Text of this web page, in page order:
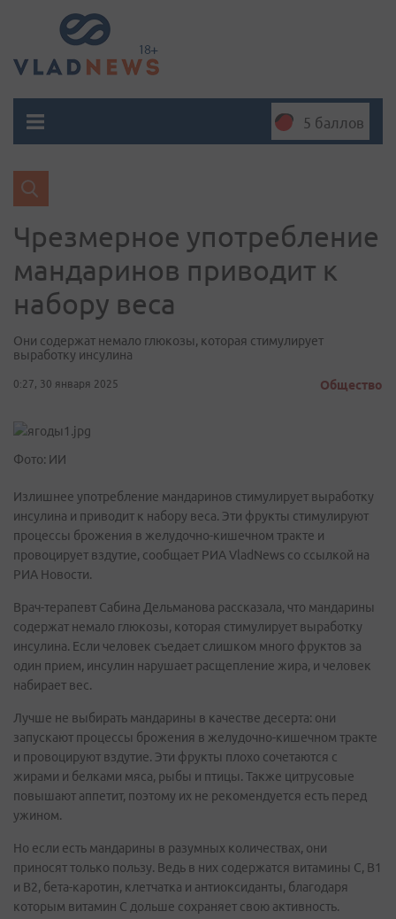
5 баллов
Чрезмерное употребление
мандаринов приводит к
набору веса
Они содержат немало глюкозы, которая стимулирует
выработку инсулина
0:27, 30 января 2025 Общество
Фото: ИИ
Излишнее употребление мандаринов стимулирует выработку
инсулина и приводит к набору веса. Эти фрукты стимулируют
процессы брожения в желудочно-кишечном тракте и
провоцирует вздутие, сообщает РИА VladNews со ссылкой на
РИА Новости.
Врач-терапевт Сабина Дельманова рассказала, что мандарины
содержат немало глюкозы, которая стимулирует выработку
инсулина. Если человек съедает слишком много фруктов за
один прием, инсулин нарушает расщепление жира, и человек
набирает вес.
Лучше не выбирать мандарины в качестве десерта: они
запускают процессы брожения в желудочно-кишечном тракте
и провоцируют вздутие. Эти фрукты плохо сочетаются с
жирами и белками мяса, рыбы и птицы. Также цитрусовые
повышают аппетит, поэтому их не рекомендуется есть перед
ужином.
Но если есть мандарины в разумных количествах, они
приносят только пользу. Ведь в них содержатся витамины С, B1
и B2, бета-каротин, клетчатка и антиоксиданты, благодаря
которым витамин С дольше сохраняет свою активность.